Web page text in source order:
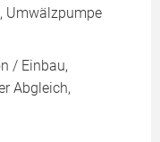
Umwälzpumpe
/ Einbau,
Abgleich,